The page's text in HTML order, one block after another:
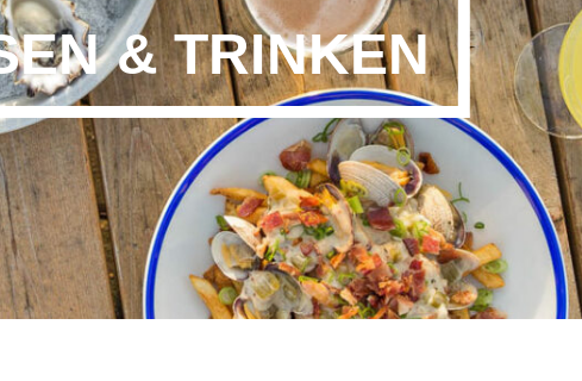
& TRINKEN